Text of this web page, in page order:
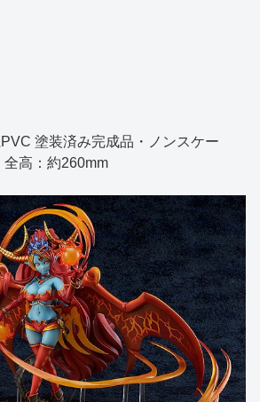
塗装済み完成品・ノンスケー
全高：約260mm